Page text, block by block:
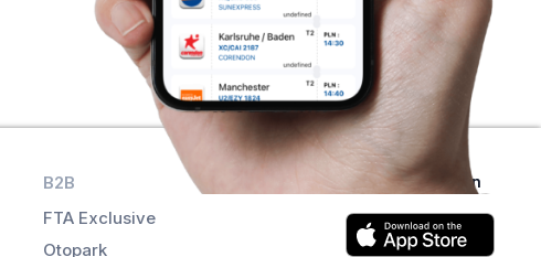
B2B
FTA Exclusive
Otopark
Uygulamaları alın